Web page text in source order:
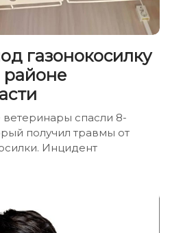
газонокосилку
районе
спасли 8-
получил травмы от
Инцидент